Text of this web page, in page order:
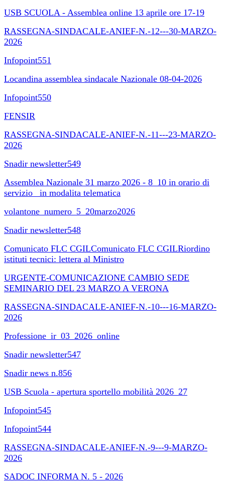
USB SCUOLA - Assemblea online 13 aprile ore 17-19
RASSEGNA-SINDACALE-ANIEF-N.-12---30-MARZO-
2026
Infopoint551
Locandina assemblea sindacale Nazionale 08-04-2026
Infopoint550
FENSIR
RASSEGNA-SINDACALE-ANIEF-N.-11---23-MARZO-
2026
Snadir newsletter549
Assemblea Nazionale 31 marzo 2026 - 8_10 in orario di
servizio_ in modalita telematica
volantone_numero_5_20marzo2026
Snadir newsletter548
Comunicato FLC CGILComunicato FLC CGILRiordino
istituti tecnici: lettera al Ministro
URGENTE-COMUNICAZIONE CAMBIO SEDE
SEMINARIO DEL 23 MARZO A VERONA
RASSEGNA-SINDACALE-ANIEF-N.-10---16-MARZO-
2026
Professione_ir_03_2026_online
Snadir newsletter547
Snadir news n.856
USB Scuola - apertura sportello mobilità 2026_27
Infopoint545
Infopoint544
RASSEGNA-SINDACALE-ANIEF-N.-9---9-MARZO-
2026
SADOC INFORMA N. 5 - 2026